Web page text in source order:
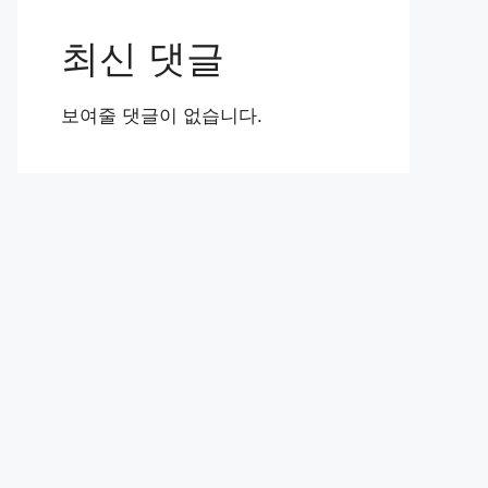
최신 댓글
보여줄 댓글이 없습니다.